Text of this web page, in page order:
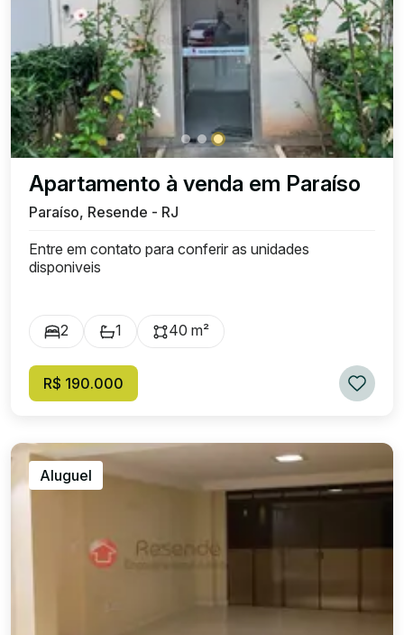
Apartamento à venda em Paraíso
Paraíso, Resende - RJ
Entre em contato para conferir as unidades
disponiveis
2 1 40 m²
R$ 190.000
Aluguel